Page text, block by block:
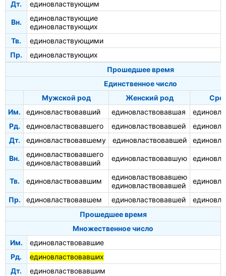
Дт. единовластвующим
Вн.
единовластвующие
единовластвующих
Тв.
единовластвующими
Пр.
единовластвующих
Прошедшее время
Единственное число
Мужской род
Женский род
Им.
единовластвовавший единовластвовавшая
Рд.
единовластвовавшего единовластвовавшей
Дт.
единовластвовавшему единовластвовавшей
Вн.
единовластвовавшего
единовластвовавший
единовластвовавшую
Тв. единовластвовавшим
единовластвовавшею
единовластвовавшей
Пр. единовластвовавшем единовластвовавшей
Прошедшее время
Множественное число
Им.
единовластвовавшие
Рд.
единовластвовавших
Дт.
единовластвовавшим